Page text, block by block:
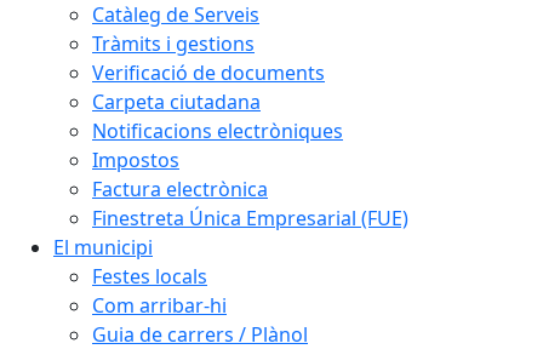
Catàleg de Serveis
Tràmits i gestions
Verificació de documents
Carpeta ciutadana
Notificacions electròniques
Impostos
Factura electrònica
Finestreta Única Empresarial (FUE)
El municipi
Festes locals
Com arribar-hi
Guia de carrers / Plànol